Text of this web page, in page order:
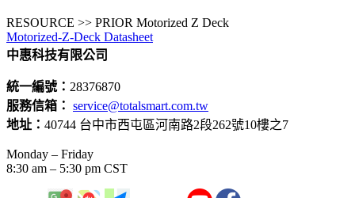
RESOURCE >> PRIOR Motorized Z Deck
Motorized-Z-Deck Datasheet
中惠科技有限公司
統一編號： 28376870
服務信箱： service@totalsmart.com.tw
地址： 40744 台中市西屯區河南路2段262號10樓之7
Monday – Friday
8:30 am – 5:30 pm CST